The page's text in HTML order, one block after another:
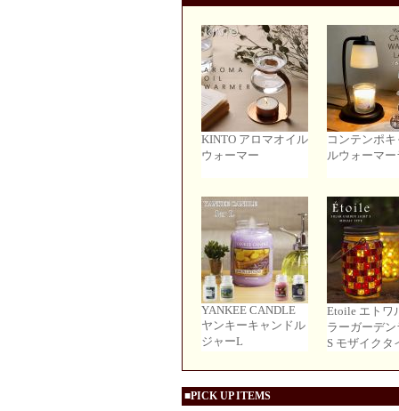
KINTO アロマオイル
ウォーマー
コンテンポ
ルウォーマ
YANKEE CANDLE
ヤンキーキャンドル
ジャーL
Etoile エトワ
ラーガーデ
S モザイクタ
■PICK UP ITEMS